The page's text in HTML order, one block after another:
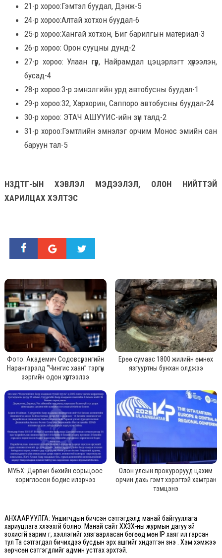
21-р хороо:Гэмтэл буудал, Дэнж-5
24-р хороо:Алтай хотхон буудал-6
25-р хороо:Хангай хотхон, Биг барилгын материал-3
26-р хороо: Орон сууцны дунд-2
27-р хороо: Улаан гүүр, Найрамдал цэцэрлэгт хүрээлэн,
бусад-4
28-р хороо:3-р эмнэлгийн урд автобусны буудал-1
29-р хороо:32, Хархорин, Саппоро автобусны буудал-24
30-р хороо: ЭТАЧ АШУҮИС-ийн зүүн талд-2
31-р хороо:Гэмтлийн эмнэлэг орчим Монос эмийн сан
баруун тал-5
НЗДТГ-ЫН ХЭВЛЭЛ МЭДЭЭЛЭЛ, ОЛОН НИЙТТЭЙ
ХАРИЛЦАХ ХЭЛТЭС
Фото: Академич Содовсүрэнгийн
Нарангэрэлд “Чингис хаан” тэргүүн
зэргийн одон хүртээлээ
Ерөө сумаас 1800 жилийн өмнөх
язгууртны бунхан олджээ
МҮБХ: Дөрвөн бөхийн сорьцоос
хориглосон бодис илэрчээ
Олон улсын прокурорууд цахим
орчин дахь гэмт хэрэгтэй хамтран
тэмцэнэ
АНХААРУУЛГА: Уншигчдын бичсэн сэтгэгдэлд манай байгууллага
хариуцлага хүлээхгүй болно. Манай сайт ХХЗХ-ны журмын дагуу зүй
зохисгүй зарим үг, хэллэгийг хязгаарласан бөгөөд мөн IP хаяг ил гарсан
тул Та сэтгэгдэл бичихдээ бусдын эрх ашгийг хүндэтгэн үзнэ үү. Хэм хэмжээ
зөрчсөн сэтгэгдлийг админ устгах эрхтэй.